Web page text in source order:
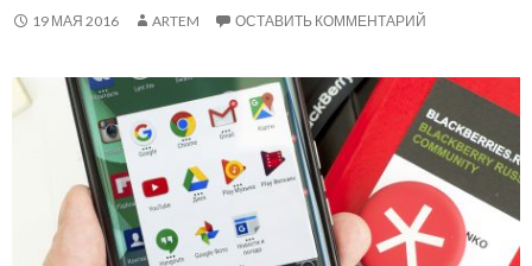
19 МАЯ 2016 ARTEM ОСТАВИТЬ КОММЕНТАРИЙ